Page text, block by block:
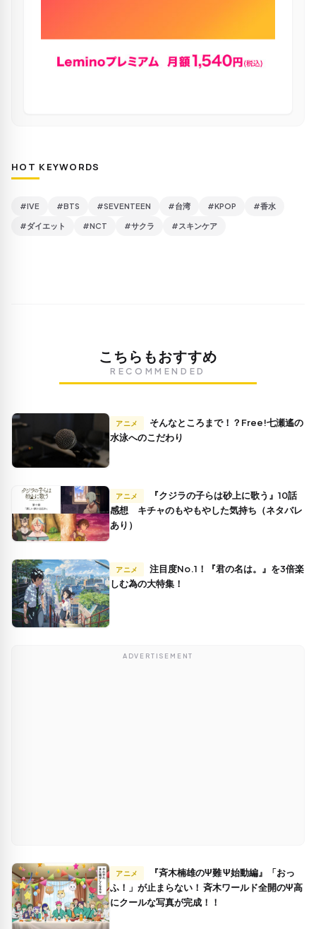
HOT KEYWORDS
#IVE #BTS #SEVENTEEN #台湾 #KPOP #香水
#ダイエット #NCT #サクラ #スキンケア
こちらもおすすめ
RECOMMENDED
アニメ
水泳へのこだわり
アニメ
感想 キチャのもやもやした気持ち（ネタバレ
あり）
アニメ
しむ為の大特集！
ADVERTISEMENT
アニメ
ふ！」が止まらない！ 斉木ワールド全開のΨ高
にクールな写真が完成！！